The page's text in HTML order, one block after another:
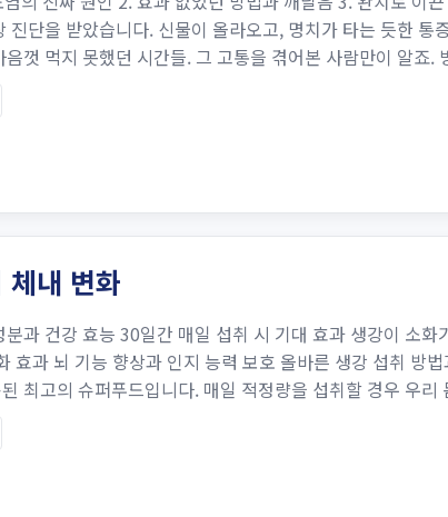
진단을 받았습니다. 신물이 올라오고, 명치가 타는 듯한
음껏 먹지 못했던 시간들. 그 고통을 겪어본 사람만이 알죠.
체내 변화
분과 건강 효능 30일간 매일 섭취 시 기대 효과 생강이 소
효과 뇌 기능 향상과 인지 능력 보호 올바른 생강 섭취 방
최고의 슈퍼푸드입니다. 매일 적정량을 섭취할 경우 우리